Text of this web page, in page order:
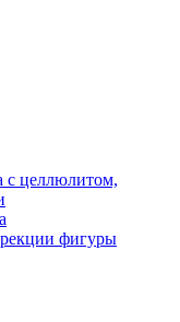
с целлюлитом,
фигуры